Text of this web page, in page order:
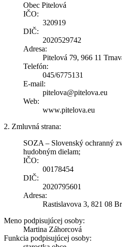
Obec Pitelová
IČO:
320919
DIČ:
2020529742
Adresa:
Pitelová 79, 966 11
Telefón:
045/6775131
E-mail:
pitelova@pitelova.eu
Web:
www.pitelova.eu
2. Zmluvná strana:
SOZA – Slovenský ochranný
hudobným dielam;
IČO:
00178454
DIČ:
2020795601
Adresa:
Rastislavova 3, 821 08
Meno podpisujúcej osoby:
Martina Záhorcová
Funkcia podpisujúcej osoby: